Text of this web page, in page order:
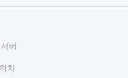
버
치